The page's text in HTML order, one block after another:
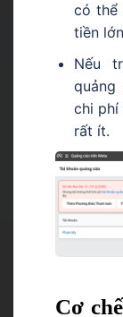
có thể
tiền
Nếu
quảng
chi phí
rất ít.
Cơ